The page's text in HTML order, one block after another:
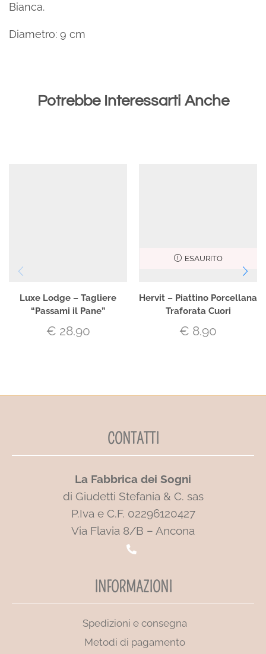
Bianca.
Diametro: 9 cm
Potrebbe Interessarti Anche
Luxe Lodge – Tagliere
“Passami il Pane”
€ 28.90
ESAURITO
Hervit – Piattino Porcellana
Traforata Cuori
€ 8.90
CONTATTI
La Fabbrica dei Sogni
di Giudetti Stefania & C. sas
P.Iva e C.F. 02296120427
Via Flavia 8/B – Ancona
INFORMAZIONI
Spedizioni e consegna
Metodi di pagamento